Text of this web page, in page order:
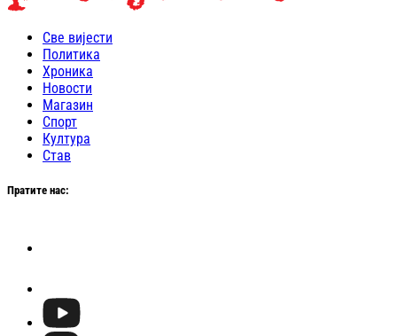
Све вијести
Политика
Хроника
Новости
Магазин
Спорт
Култура
Став
Пратите нас: